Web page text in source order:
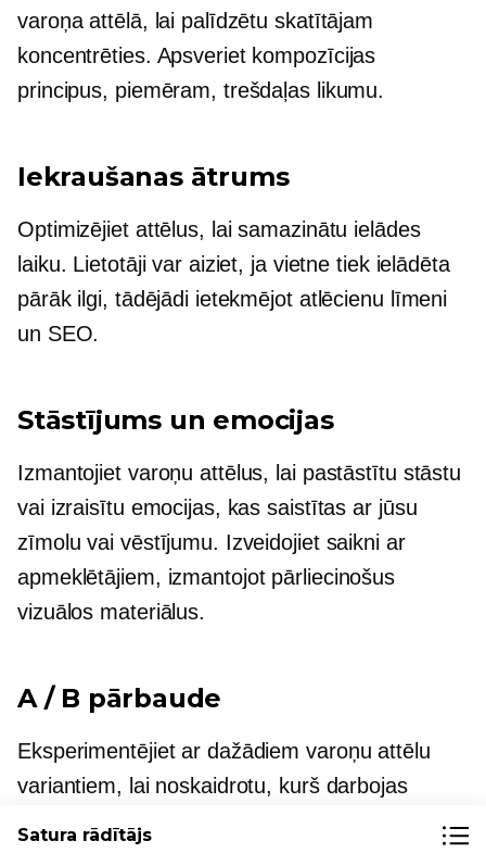
varoņa attēlā, lai palīdzētu skatītājam
koncentrēties. Apsveriet kompozīcijas
principus, piemēram, trešdaļas likumu.
Iekraušanas ātrums
Optimizējiet attēlus, lai samazinātu ielādes
laiku. Lietotāji var aiziet, ja vietne tiek ielādēta
pārāk ilgi, tādējādi ietekmējot atlēcienu līmeni
un SEO.
Stāstījums un emocijas
Izmantojiet varoņu attēlus, lai pastāstītu stāstu
vai izraisītu emocijas, kas saistītas ar jūsu
zīmolu vai vēstījumu. Izveidojiet saikni ar
apmeklētājiem, izmantojot pārliecinošus
vizuālos materiālus.
A / B pārbaude
Eksperimentējiet ar dažādiem varoņu attēlu
variantiem, lai noskaidrotu, kurš darbojas
Satura rādītājs